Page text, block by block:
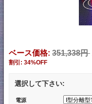
ベース価格: 351,338円
割引: 34%OFF
選択して下さい:
電源